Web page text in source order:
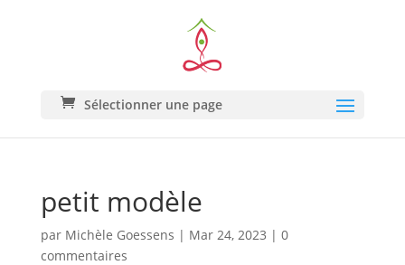
Sélectionner une page
petit modèle
par Michèle Goessens | Mar 24, 2023 | 0
commentaires